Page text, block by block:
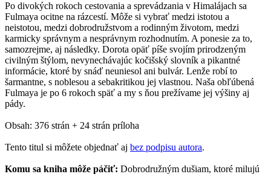
Po divokých rokoch cestovania a sprevádzania v Himalájach sa
Fulmaya ocitne na rázcestí. Môže si vybrať medzi istotou a
neistotou, medzi dobrodružstvom a rodinným životom, medzi
karmicky správnym a nesprávnym rozhodnutím. A ponesie za to,
samozrejme, aj následky. Dorota opäť píše svojím prirodzeným
civilným štýlom, nevynechávajúc kočišský slovník a pikantné
informácie, ktoré by snáď neuniesol ani bulvár. Lenže robí to
šarmantne, s noblesou a sebakritikou jej vlastnou. Naša obľúbená
Fulmaya je po 6 rokoch späť a my s ňou prežívame jej výšiny aj
pády.
Obsah: 376 strán + 24 strán príloha
Tento titul si môžete objednať aj bez podpisu autora.
Komu sa kniha môže páčiť: Dobrodružným dušiam, ktoré milujú